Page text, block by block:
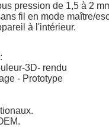
pression de 1,5 à 2
fil en mode maître/
à l'intérieur.
3D- rendu
- Prototype